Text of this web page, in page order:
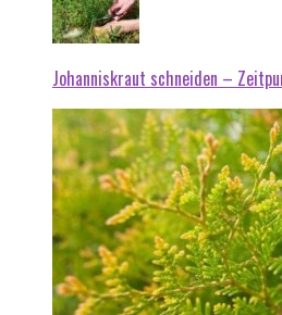
Johanniskraut schneiden –